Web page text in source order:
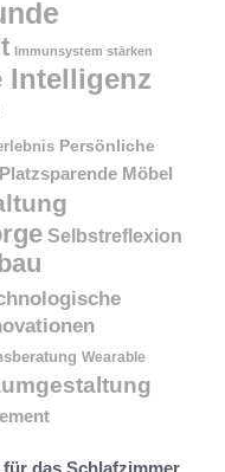
Immunsystem stärken
Intelligenz
Persönliche
Platzsparende Möbel
Selbstreflexion
Wearable